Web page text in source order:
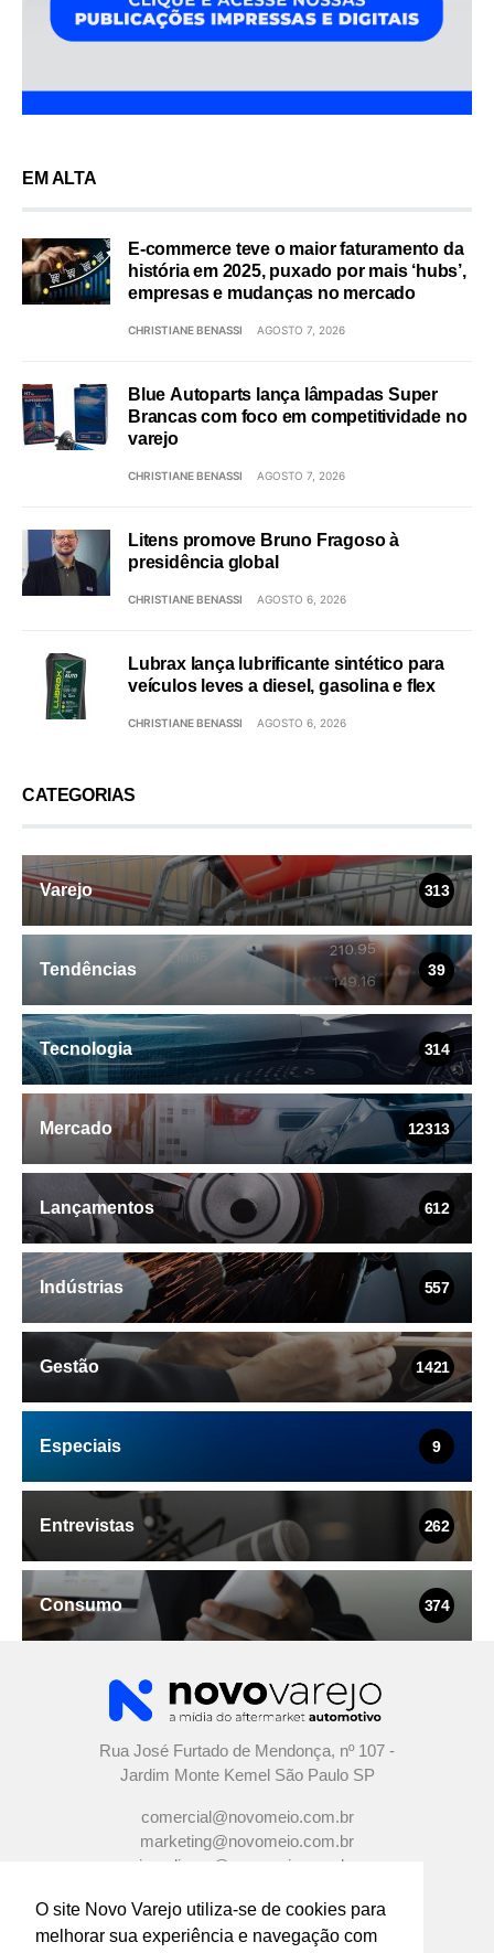
O site Novo Varejo utiliza-se de cookies para
melhorar sua experiência e navegação com
EM ALTA
E-commerce teve o maior faturamento da
história em 2025, puxado por mais ‘hubs’,
empresas e mudanças no mercado
CHRISTIANE BENASSI AGOSTO 7, 2026
Blue Autoparts lança lâmpadas Super
Brancas com foco em competitividade no
varejo
CHRISTIANE BENASSI AGOSTO 7, 2026
Litens promove Bruno Fragoso à
presidência global
CHRISTIANE BENASSI AGOSTO 6, 2026
Lubrax lança lubrificante sintético para
veículos leves a diesel, gasolina e flex
CHRISTIANE BENASSI AGOSTO 6, 2026
CATEGORIAS
Varejo 313
Tendências 39
Tecnologia 314
Mercado 12313
Lançamentos 612
Indústrias 557
Gestão 1421
Especiais 9
Entrevistas 262
Consumo 374
Rua José Furtado de Mendonça, nº 107 -
Jardim Monte Kemel São Paulo SP
comercial@novomeio.com.br
marketing@novomeio.com.br
jornalismo@novomeio.com.br